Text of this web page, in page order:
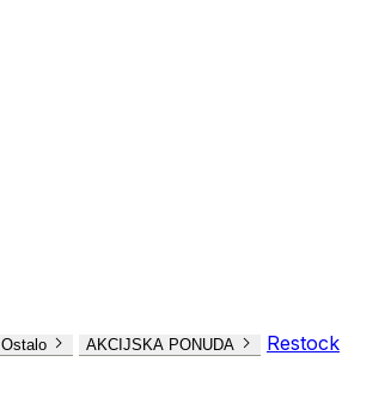
Ostalo AKCIJSKA PONUDA Restock